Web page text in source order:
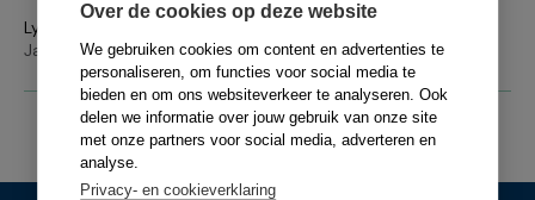
Over de cookies op deze website
We gebruiken cookies om content en advertenties te
personaliseren, om functies voor social media te
bieden en om ons websiteverkeer te analyseren. Ook
delen we informatie over jouw gebruik van onze site
met onze partners voor social media, adverteren en
analyse.
Privacy- en cookieverklaring
Lydia Krabbendam
Jaargang 8 (2013) - Nummer 1 - maandag 15 april 2013